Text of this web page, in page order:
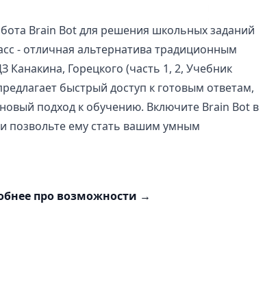
Brain Bot для решения школьных заданий
- отличная альтернатива традиционным
Канакина, Горецкого (часть 1, 2, Учебник
быстрый доступ к готовым ответам,
подход к обучению. Включите Brain Bot в
позвольте ему стать вашим умным
про возможности →